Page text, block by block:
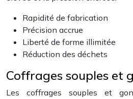
Rapidité de fabrication
Précision accrue
Liberté de forme illimitée
Réduction des déchets
Coffrages souples et
Les coffrages souples et